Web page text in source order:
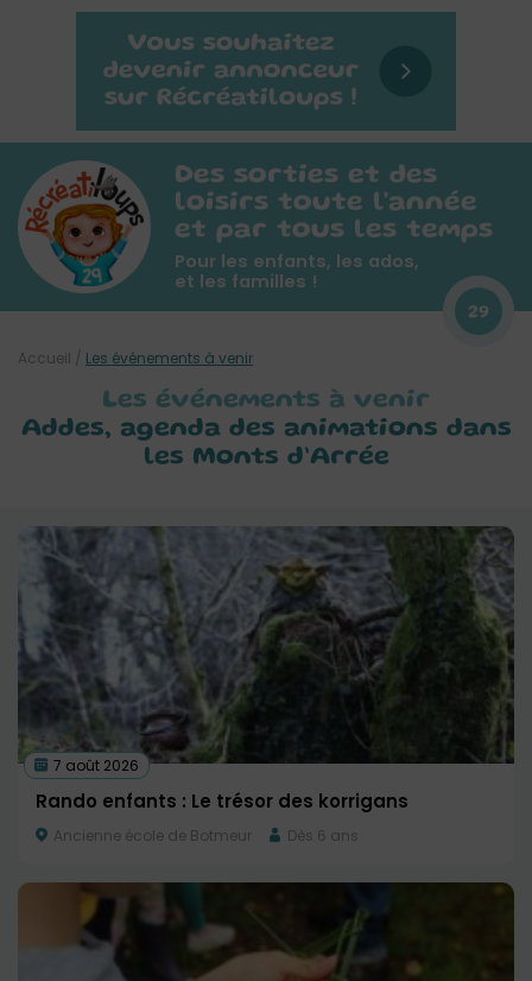
Des sorties et des
loisirs toute l'année
et par tous les temps
Pour les enfants, les ados,
et les familles !
29
Les événements à venir
Addes, agenda des animations dans
les Monts d’Arrée
Accueil / Les événements à venir
7 août 2026
Rando enfants : Le trésor des korrigans
Ancienne école de Botmeur Dès 6 ans